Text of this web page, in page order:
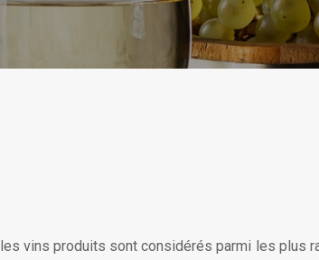
vins produits sont considérés parmi les plus